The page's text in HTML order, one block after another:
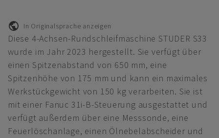
In Originalsprache anzeigen
Diese 4-Achsen-Rundschleifmaschine STUDER S33
wurde im Jahr 2023 hergestellt. Sie verfügt über
einen Spitzenabstand von 650 mm, eine
Spitzenhöhe von 175 mm und kann ein maximales
Werkstückgewicht von 150 kg verarbeiten. Sie ist
mit einer Fanuc 31i-B-Steuerung ausgestattet und
verfügt außerdem über eine Messsonde, eine
Feuerlöschanlage, einen Ölnebelabscheider und